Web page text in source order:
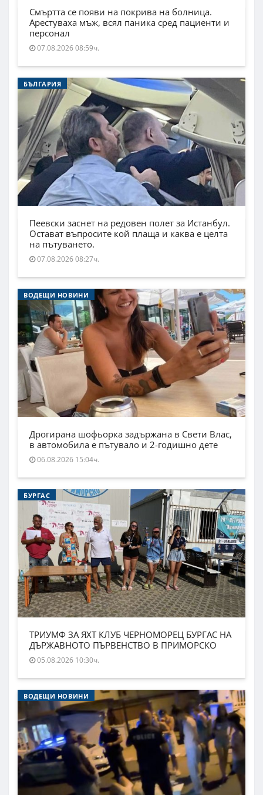
Смъртта се появи на покрива на болница.
Арестуваха мъж, всял паника сред пациенти и
персонал
07.08.2026 08:59ч.
БЪЛГАРИЯ
Пеевски заснет на редовен полет за Истанбул.
Остават въпросите кой плаща и каква е целта
на пътуването.
07.08.2026 08:27ч.
ВОДЕЩИ НОВИНИ
Дрогирана шофьорка задържана в Свети Влас,
в автомобила е пътувало и 2-годишно дете
06.08.2026 15:04ч.
БУРГАС
ТРИУМФ ЗА ЯХТ КЛУБ ЧЕРНОМОРЕЦ БУРГАС НА
ДЪРЖАВНОТО ПЪРВЕНСТВО В ПРИМОРСКО
05.08.2026 10:30ч.
ВОДЕЩИ НОВИНИ